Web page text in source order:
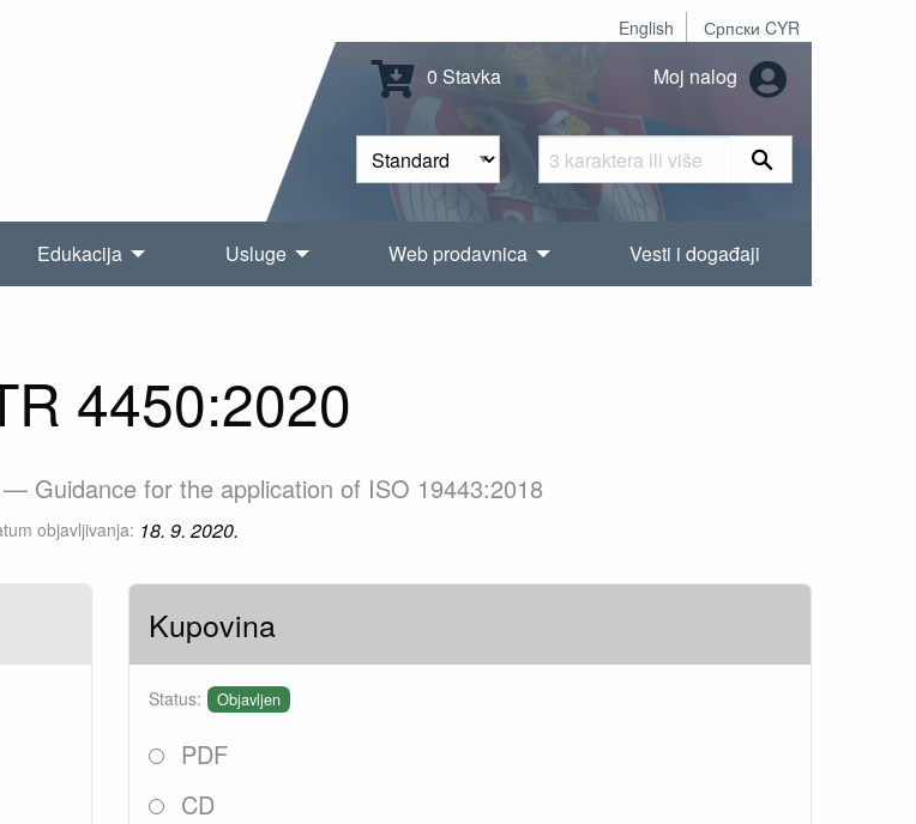
English Српски CYR
0 Stavka Moj nalog
Edukacija Usluge Web prodavnica Vesti i događaji
4450:2020
Guidance for the application of ISO 19443:2018
objavljivanja: 18. 9. 2020.
Kupovina
Status: Objavljen
PDF
CD